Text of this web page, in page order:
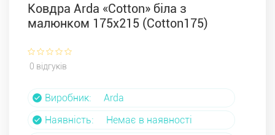
Ковдра Arda «Cotton» біла з
малюнком 175х215 (Cotton175)
0 відгуків
Виробник:
Arda
Наявність:
Немає в наявності